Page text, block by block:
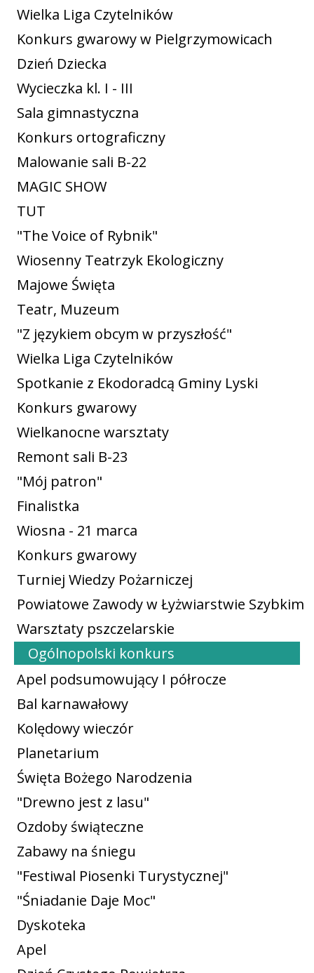
Wielka Liga Czytelników
Konkurs gwarowy w Pielgrzymowicach
Dzień Dziecka
Wycieczka kl. I - III
Sala gimnastyczna
Konkurs ortograficzny
Malowanie sali B-22
MAGIC SHOW
TUT
"The Voice of Rybnik"
Wiosenny Teatrzyk Ekologiczny
Majowe Święta
Teatr, Muzeum
"Z językiem obcym w przyszłość"
Wielka Liga Czytelników
Spotkanie z Ekodoradcą Gminy Lyski
Konkurs gwarowy
Wielkanocne warsztaty
Remont sali B-23
"Mój patron"
Finalistka
Wiosna - 21 marca
Konkurs gwarowy
Turniej Wiedzy Pożarniczej
Powiatowe Zawody w Łyżwiarstwie Szybkim
Warsztaty pszczelarskie
Ogólnopolski konkurs
Apel podsumowujący I półrocze
Bal karnawałowy
Kolędowy wieczór
Planetarium
Święta Bożego Narodzenia
"Drewno jest z lasu"
Ozdoby świąteczne
Zabawy na śniegu
"Festiwal Piosenki Turystycznej"
"Śniadanie Daje Moc"
Dyskoteka
Apel